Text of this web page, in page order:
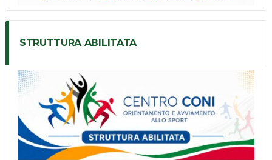
STRUTTURA ABILITATA